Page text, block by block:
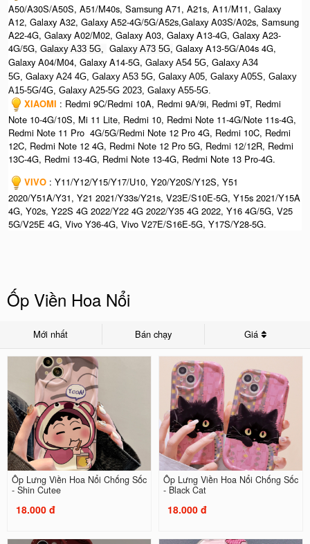
A50/A30S/A50S, A51/M40s, Samsung A71, A21s, A11/M11, Galaxy
A12, Galaxy A32, Galaxy A52-4G/5G/A52s,Galaxy A03S/A02s, Samsung
A22-4G, Galaxy A02/M02, Galaxy A03, Galaxy A13-4G, Galaxy A23-
4G/5G, Galaxy A33 5G, Galaxy A73 5G, Galaxy A13-5G/A04s 4G,
Galaxy A04/M04, Galaxy A14-5G, Galaxy A54 5G, Galaxy A34
5G, Galaxy A24 4G, Galaxy A53 5G, Galaxy A05, Galaxy A05S, Galaxy
A15-5G/4G, Galaxy A25-5G 2023, Galaxy A55-5G.
XIAOMI : Redmi 9C/Redmi 10A, Redmi 9A/9i, Redmi 9T, Redmi
Note 10-4G/10S, Mi 11 Lite, Redmi 10, Redmi Note 11-4G/Note 11s-4G,
Redmi Note 11 Pro 4G/5G/Redmi Note 12 Pro 4G, Redmi 10C, Redmi
12C, Redmi Note 12 4G, Redmi Note 12 Pro 5G, Redmi 12/12R, Redmi
13C-4G, Redmi 13-4G, Redmi Note 13-4G, Redmi Note 13 Pro-4G.
VIVO : Y11/Y12/Y15/Y17/U10, Y20/Y20S/Y12S, Y51
2020/Y51A/Y31, Y21 2021/Y33s/Y21s, V23E/S10E-5G, Y15s 2021/Y15A
4G, Y02s, Y22S 4G 2022/Y22 4G 2022/Y35 4G 2022, Y16 4G/5G, V25
5G/V25E 4G, Vivo Y36-4G, Vivo V27E/S16E-5G, Y17S/Y28-5G.
Ốp Viền Hoa Nổi
Mới nhất Bán chạy Giá
Ốp Lưng Viền Hoa Nổi Chống Sốc
- Shin Cutee
18.000 đ
Ốp Lưng Viền Hoa Nổi Chống Sốc
- Black Cat
18.000 đ